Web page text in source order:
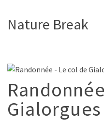
Nature Break
Gialorgues